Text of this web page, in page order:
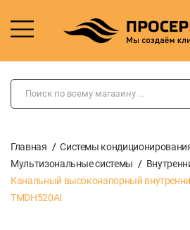
Главная
Системы
Мультизональные системы
Канальный высоконапорный
TMDH520AI